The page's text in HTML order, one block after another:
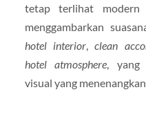
tetap terlihat modern
menggambarkan
hotel interior ,clean
hotel atmosphere ,
visual yang menenangkan.